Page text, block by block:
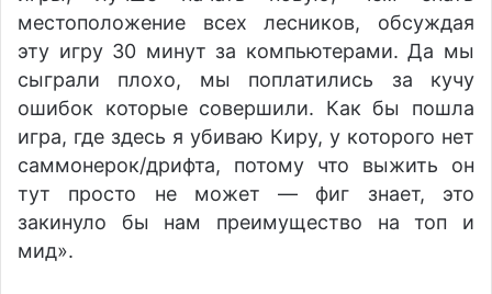
местоположение всех лесников, обсуждая
эту игру 30 минут за компьютерами. Да мы
сыграли плохо, мы поплатились за кучу
ошибок которые совершили. Как бы пошла
игра, где здесь я убиваю Киру, у которого нет
саммонерок/дрифта, потому что выжить он
тут просто не может — фиг знает, это
закинуло бы нам преимущество на топ и
мид».